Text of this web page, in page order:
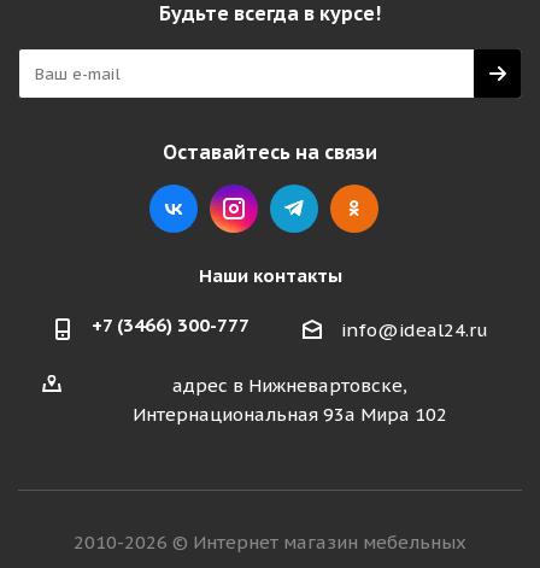
Будьте всегда в курсе!
Оставайтесь на связи
Наши контакты
+7 (3466) 300-777 info@ideal24.ru
адрес в Нижневартовске,
Интернациональная 93а Мира 102
2010-2026 © Интернет магазин мебельных